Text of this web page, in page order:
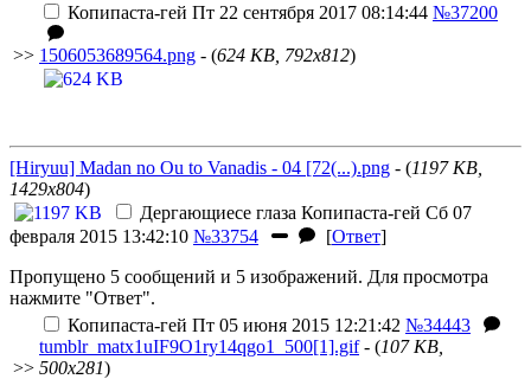
>>
Копипаста-гей Пт 22 сентября 2017 08:14:44 №37200
1506053689564.png - (624 KB, 792x812)
[Hiryuu] Madan no Ou to Vanadis - 04 [72(...).png - (1197 KB,
1429x804)
Дергающиесе глаза Копипаста-гей Сб 07
февраля 2015 13:42:10 №33754 [Ответ]
Пропущено 5 сообщений и 5 изображений. Для просмотра
нажмите "Ответ".
>>
Копипаста-гей Пт 05 июня 2015 12:21:42 №34443
tumblr_matx1uIF9O1ry14qgo1_500[1].gif- (107 KB,
500x281)